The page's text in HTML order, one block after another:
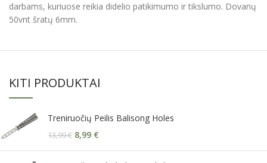
darbams, kuriuose reikia didelio patikimumo ir tikslumo. Dovanų
50vnt šratų 6mm.
KITI PRODUKTAI
Treniruočių Peilis Balisong Holes
13,99€ 8,99 €